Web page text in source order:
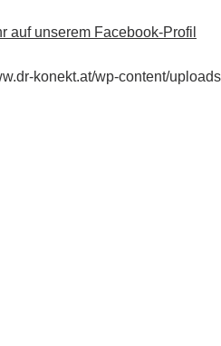
auf unserem Facebook-Profil
konekt.at/wp-content/